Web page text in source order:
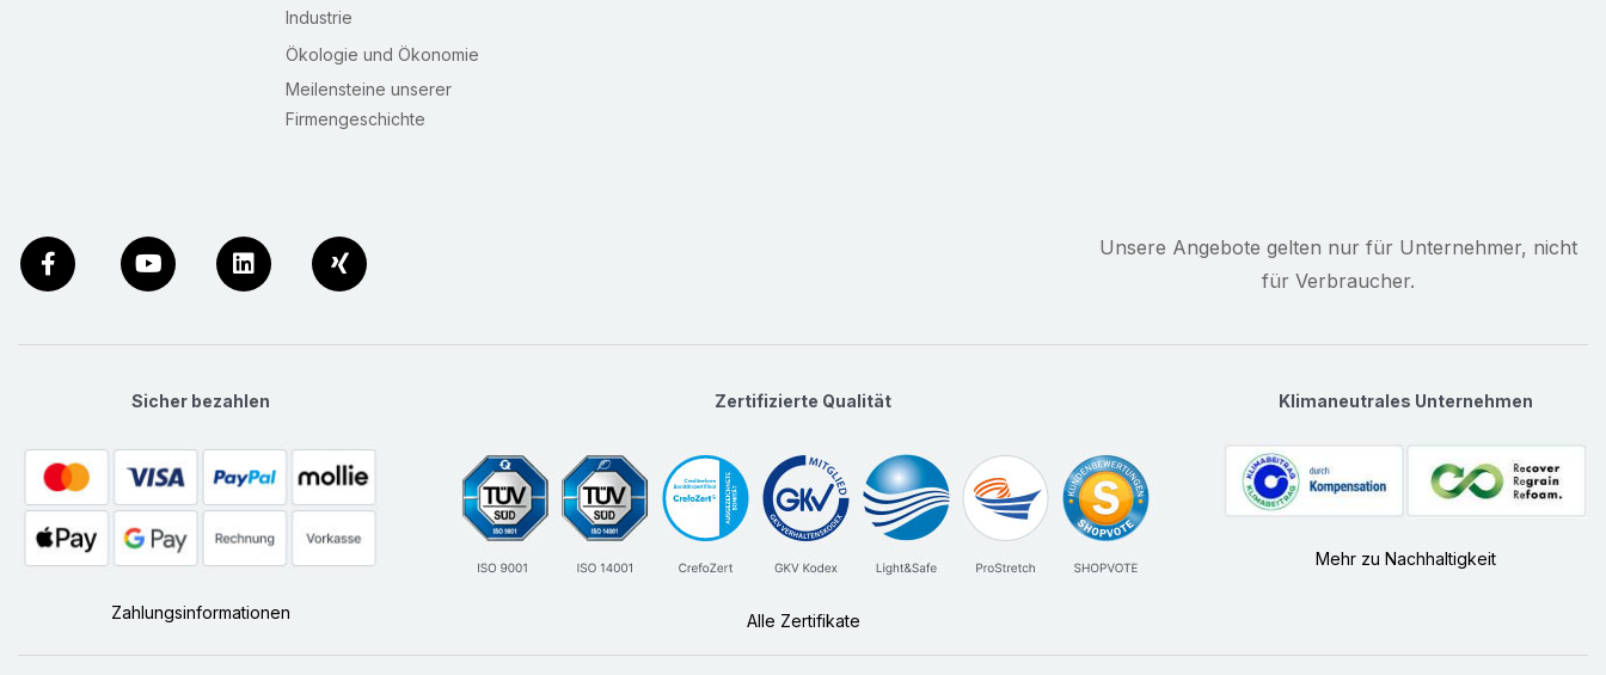
Industrie
Ökologie und Ökonomie
Meilensteine unserer
Firmengeschichte
Unsere Angebote gelten nur für Unternehmer, nicht
für Verbraucher.
Sicher bezahlen
Zahlungsinformationen
Zertifizierte Qualität
Alle Zertifikate
Klimaneutrales Unternehmen
Mehr zu Nachhaltigkeit